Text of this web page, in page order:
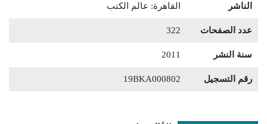
الناشر القاهرة: عالم الكتب
عدد الصفحات 322
سنة النشر 2011
رقم التسجيل 19BKA000802